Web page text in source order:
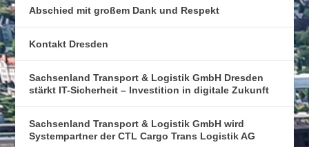
Abschied mit großem Dank und Respekt
Kontakt Dresden
Sachsenland Transport & Logistik GmbH Dresden
stärkt IT-Sicherheit – Investition in digitale Zukunft
Sachsenland Transport & Logistik GmbH wird
Systempartner der CTL Cargo Trans Logistik AG